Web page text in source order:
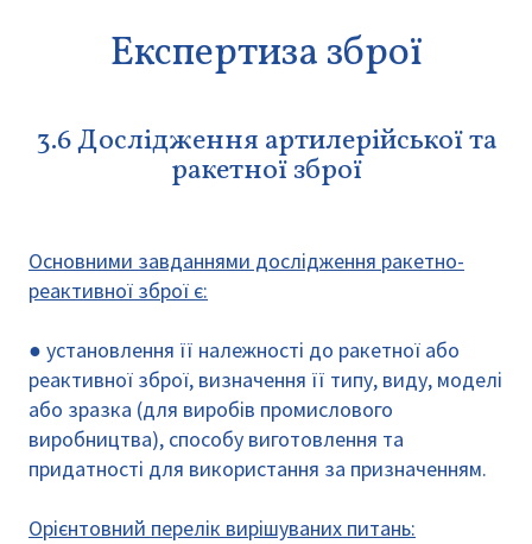
Експертиза зброї
3.6 Дослідження артилерійської та
ракетної зброї
Основними завданнями дослідження ракетно-
реактивної зброї є:
● установлення її належності до ракетної або
реактивної зброї, визначення її типу, виду, моделі
або зразка (для виробів промислового
виробництва), способу виготовлення та
придатності для використання за призначенням.
Орієнтовний перелік вирішуваних питань: